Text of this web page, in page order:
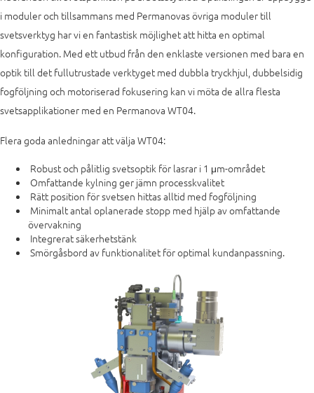
i moduler och tillsammans med Permanovas övriga moduler till
svetsverktyg har vi en fantastisk möjlighet att hitta en optimal
konfiguration. Med ett utbud från den enklaste versionen med bara en
optik till det fullutrustade verktyget med dubbla tryckhjul, dubbelsidig
fogföljning och motoriserad fokusering kan vi möta de allra flesta
svetsapplikationer med en Permanova WT04.
Flera goda anledningar att välja WT04:
Robust och pålitlig svetsoptik för lasrar i 1 μm-området
Omfattande kylning ger jämn processkvalitet
Rätt position för svetsen hittas alltid med fogföljning
Minimalt antal oplanerade stopp med hjälp av omfattande
övervakning
Integrerat säkerhetstänk
Smörgåsbord av funktionalitet för optimal kundanpassning.